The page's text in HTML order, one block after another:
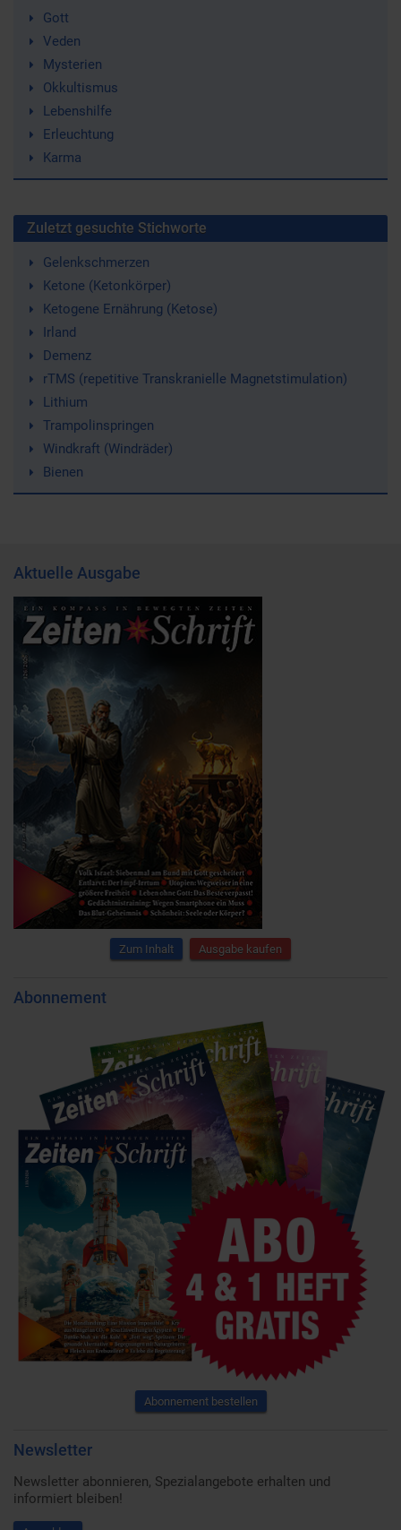
Gott
Veden
Mysterien
Okkultismus
Lebenshilfe
Erleuchtung
Karma
Zuletzt gesuchte Stichworte
Gelenkschmerzen
Ketone (Ketonkörper)
Ketogene Ernährung (Ketose)
Irland
Demenz
rTMS (repetitive Transkranielle Magnetstimulation)
Lithium
Trampolinspringen
Windkraft (Windräder)
Bienen
Aktuelle Ausgabe
Zum Inhalt Ausgabe kaufen
Abonnement
Abonnement bestellen
Newsletter
Newsletter abonnieren, Spezialangebote erhalten und
informiert bleiben!